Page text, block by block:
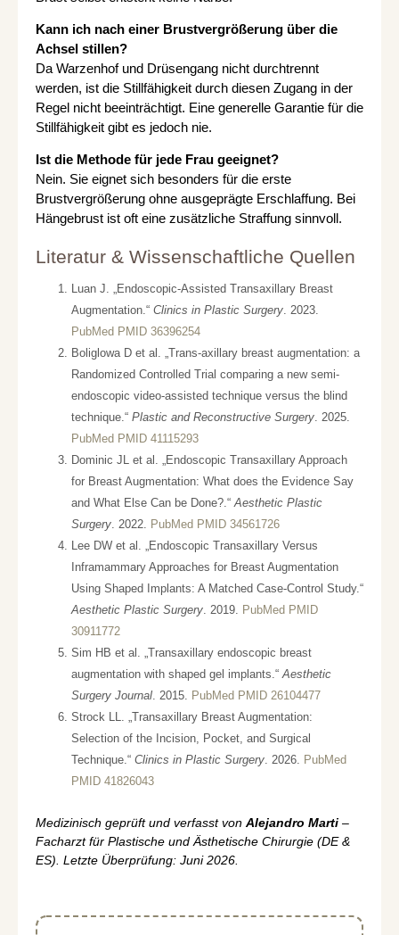
Kann ich nach einer Brustvergrößerung über die
Achsel stillen?
Da Warzenhof und Drüsengang nicht durchtrennt
werden, ist die Stillfähigkeit durch diesen Zugang in der
Regel nicht beeinträchtigt. Eine generelle Garantie für die
Stillfähigkeit gibt es jedoch nie.
Ist die Methode für jede Frau geeignet?
Nein. Sie eignet sich besonders für die erste
Brustvergrößerung ohne ausgeprägte Erschlaffung. Bei
Hängebrust ist oft eine zusätzliche Straffung sinnvoll.
Literatur & Wissenschaftliche Quellen
Luan J. „Endoscopic-Assisted Transaxillary Breast
Augmentation.“ Clinics in Plastic Surgery. 2023.
PubMed PMID 36396254
Boliglowa D et al. „Trans-axillary breast augmentation: a
Randomized Controlled Trial comparing a new semi-
endoscopic video-assisted technique versus the blind
technique.“ Plastic and Reconstructive Surgery. 2025.
PubMed PMID 41115293
Dominic JL et al. „Endoscopic Transaxillary Approach
for Breast Augmentation: What does the Evidence Say
and What Else Can be Done?.“Aesthetic Plastic
Surgery. 2022. PubMed PMID 34561726
Lee DW et al. „Endoscopic Transaxillary Versus
Inframammary Approaches for Breast Augmentation
Using Shaped Implants: A Matched Case-Control Study.“
Aesthetic Plastic Surgery. 2019. PubMed PMID
30911772
Sim HB et al. „Transaxillary endoscopic breast
augmentation with shaped gel implants.“Aesthetic
Surgery Journal. 2015. PubMed PMID 26104477
Strock LL. „Transaxillary Breast Augmentation:
Selection of the Incision, Pocket, and Surgical
Technique.“ Clinics in Plastic Surgery. 2026. PubMed
PMID 41826043
Medizinisch geprüft und verfasst von Alejandro Marti –
Facharzt für Plastische und Ästhetische Chirurgie (DE &
ES). Letzte Überprüfung: Juni 2026.